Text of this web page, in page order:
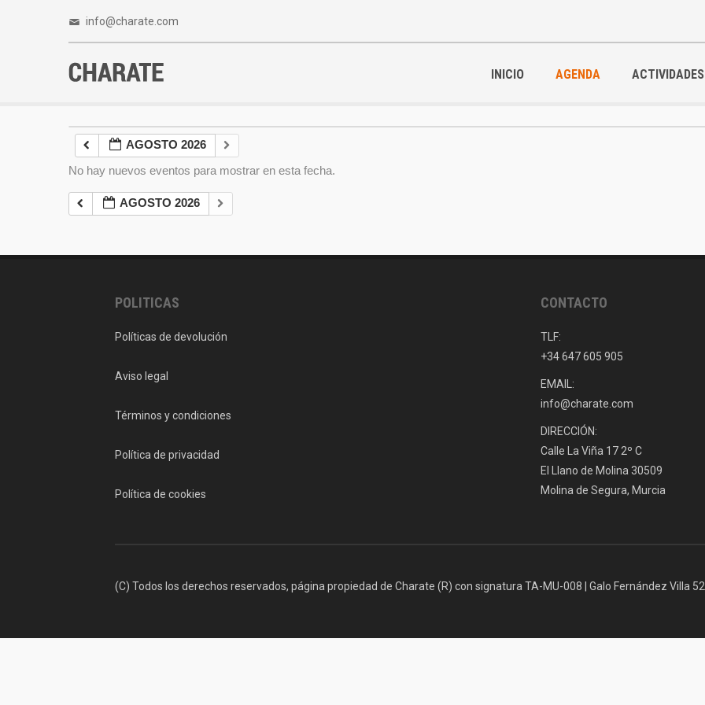
info@charate.com
INICIO AGENDA ACTIVIDADES
AGOSTO 2026
No hay nuevos eventos para mostrar en esta fecha.
AGOSTO 2026
POLITICAS
Políticas de devolución
Aviso legal
Términos y condiciones
Política de privacidad
Política de cookies
CONTACTO
TLF:
+34 647 605 905
EMAIL:
info@charate.com
DIRECCIÓN:
Calle La Viña 17 2º C
El Llano de Molina 30509
Molina de Segura, Murcia
(C) Todos los derechos reservados, página propiedad de Charate (R) con signatura TA-MU-008 | Galo Fernández Villa